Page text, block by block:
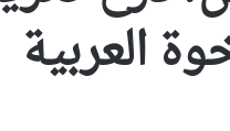
العربية